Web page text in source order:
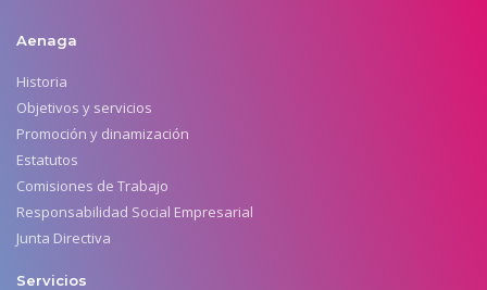
Aenaga
Historia
Objetivos y servicios
Promoción y dinamización
Estatutos
Comisiones de Trabajo
Responsabilidad Social Empresarial
Junta Directiva
Servicios